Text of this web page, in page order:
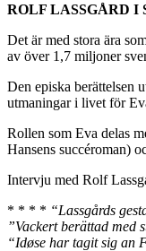
ROLF LASSGÅRD I
Det är med stora ära
av över 1,7 miljoner
Den episka berättelsen
utmaningar i livet för
Rollen som Eva delas
Hansens succéroman)
Intervju med Rolf
* * * * “Lassgårds
”Vackert berättad med
“Idøse har tagit sig an